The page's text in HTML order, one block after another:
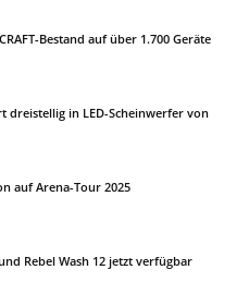
Bestand auf über 1.700 Geräte
dreistellig in LED-Scheinwerfer von
auf Arena-Tour 2025
Rebel Wash 12 jetzt verfügbar